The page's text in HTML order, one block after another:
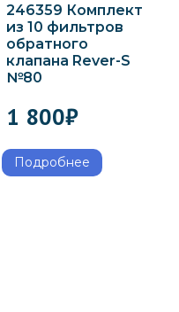
246359 Комплект
из 10 фильтров
обратного
клапана Rever-S
№80
1 800₽
Подробнее